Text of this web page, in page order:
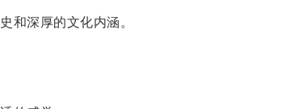
深厚的文化内涵。